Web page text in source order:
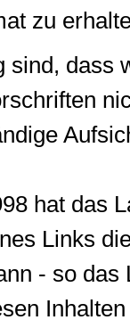
zu
sind, dass
hat das
Links
- so